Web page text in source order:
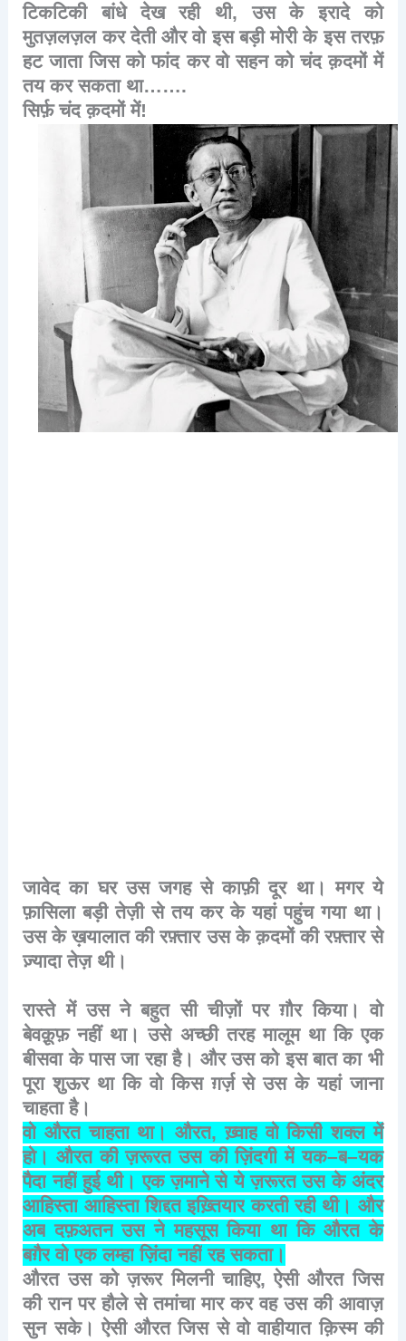
टिकटिकी
बांधे देख रही थी,उस के इरादे
को
मुतज़लज़ल कर देती और वो इस बड़ी मोरी के इस तरफ़
हट जाता जिस को फांद कर वो सहन को चंद क़दमों में
तय कर सकता था…….
सिर्फ़ चंद क़दमों में!
जावेद का घर उस जगह से काफ़ी दूर था। मगर ये
फ़ासिला बड़ी तेज़ी से तय कर के यहां पहुंच गया था।
उस के ख़यालात की रफ़्तार उस के क़दमों की रफ़्तार से
ज़्यादा तेज़ थी।
रास्ते में उस ने बहुत सी चीज़ों पर ग़ौर किया।
वो
बेवक़ूफ़ नहीं था। उसे अच्छी तरह मालूम था कि एक
बीसवा के पास जा रहा है। और उस को इस बात का भी
पूरा शुऊर था कि वो किस ग़र्ज़ से उस के यहां जाना
चाहता है।
वो औरत चाहता था। औरत,ख़्वाह वो किसी शक्ल में
हो। औरत की ज़रूरत उस की ज़िंदगी में यक–ब–यक
पैदा नहीं हुई थी। एक ज़माने से ये ज़रूरत उस के अंदर
आहिस्ता आहिस्ता शिद्दत इख़्तियार करती रही थी। और
अब दफ़अतन उस ने महसूस किया था कि औरत के
बग़ैर वो एक लम्हा ज़िंदा नहीं रह सकता।
औरत उस को ज़रूर मिलनी चाहिए,ऐसी औरत जिस
की रान पर हौले से तमांचा मार कर वह उस की आवाज़
सुन सके। ऐसी औरत जिस से वो वाहीयात क़िस्म की